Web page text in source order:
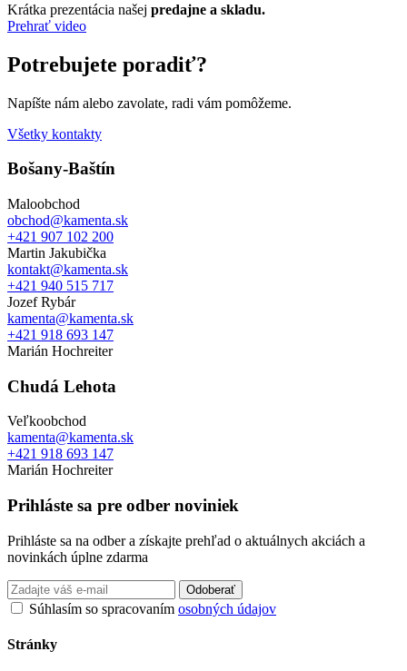
Krátka prezentácia našej predajne a skladu.
Prehrať video
Potrebujete poradiť?
Napíšte nám alebo zavolate, radi vám pomôžeme.
Všetky kontakty
Bošany-Baštín
Maloobchod
obchod@kamenta.sk
+421 907 102 200
Martin Jakubička
kontakt@kamenta.sk
+421 940 515 717
Jozef Rybár
kamenta@kamenta.sk
+421 918 693 147
Marián Hochreiter
Chudá Lehota
Veľkoobchod
kamenta@kamenta.sk
+421 918 693 147
Marián Hochreiter
Prihláste sa pre odber noviniek
Prihláste sa na odber a získajte prehľad o aktuálnych akciách a
novinkách úplne zdarma
Odoberať
Súhlasím so spracovaním osobných údajov
Stránky